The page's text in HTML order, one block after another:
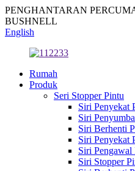
PENGHANTARAN
BUSHNELL
English
Rumah
Produk
Seri Stopper Pintu
Siri Penyekat
Siri
Siri Berhenti
Siri Penyekat
Siri
Siri Stopper